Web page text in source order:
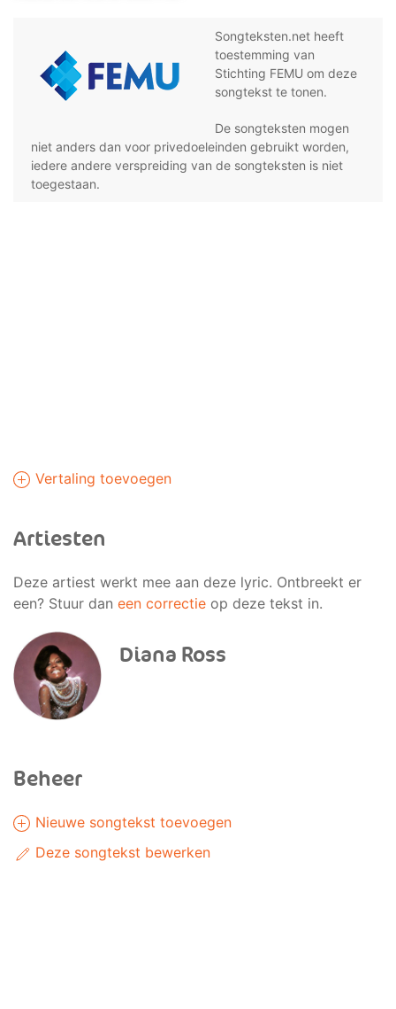
Songteksten.net heeft
toestemming van
Stichting FEMU om deze
songtekst te tonen.
De songteksten mogen
niet anders dan voor privedoeleinden gebruikt worden,
iedere andere verspreiding van de songteksten is niet
toegestaan.
Vertaling toevoegen
Artiesten
Deze artiest werkt mee aan deze lyric. Ontbreekt er
een? Stuur dan een correctie op deze tekst in.
Diana Ross
Beheer
Nieuwe songtekst toevoegen
Deze songtekst bewerken